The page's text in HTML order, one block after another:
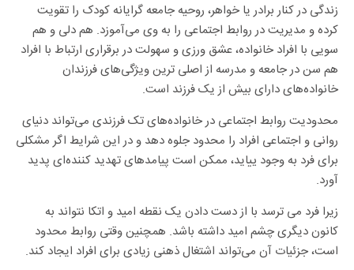
زندگی در کنار برادر یا خواهر، روحیه جامعه گرایانه کودک را تقویت
کرده و مدیریت در روابط اجتماعی را به وی می‌آموزد. هم دلی و هم
سویی با افراد خانواده، عشق ورزی و سهولت در برقراری ارتباط با افراد
هم سن در جامعه و مدرسه از اصلی ترین ویژگی‌های فرزندان
خانواده‌های دارای بیش از یک فرزند است.
محدودیت روابط اجتماعی در خانواده‌های تک فرزندی می‌تواند دنیای
روانی و اجتماعی افراد را محدود جلوه دهد و در این شرایط اگر مشکلی
برای فرد به وجود ییاید، ممکن است پیامدهای تهدید کننده‌ای پدید
آورد.
زیرا فرد می ترسد با از دست دادن یک نقطه امید و اتکا نتواند به
کانون دیگری چشم امید داشته باشد. همچنین وقتی روابط محدود
است، جزئیات آن می‌تواند اشتغال ذهنی زیادی برای افراد ایجاد کند.